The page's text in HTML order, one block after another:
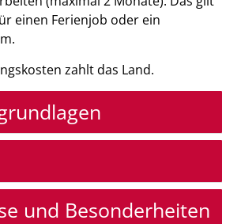
einen Ferienjob oder ein
zahlt das Land.
und Besonderheiten